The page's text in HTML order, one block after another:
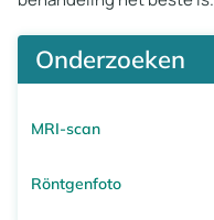
Onderzoeken
MRI-scan
Röntgenfoto